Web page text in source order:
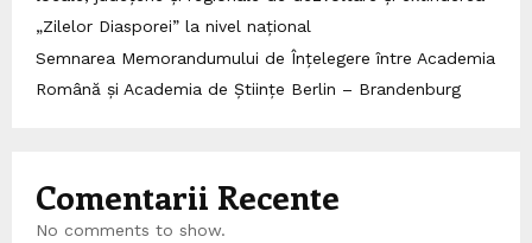
„Zilelor Diasporei” la nivel național
Semnarea Memorandumului de Înțelegere între Academia
Română și Academia de Științe Berlin – Brandenburg
Comentarii Recente
No comments to show.